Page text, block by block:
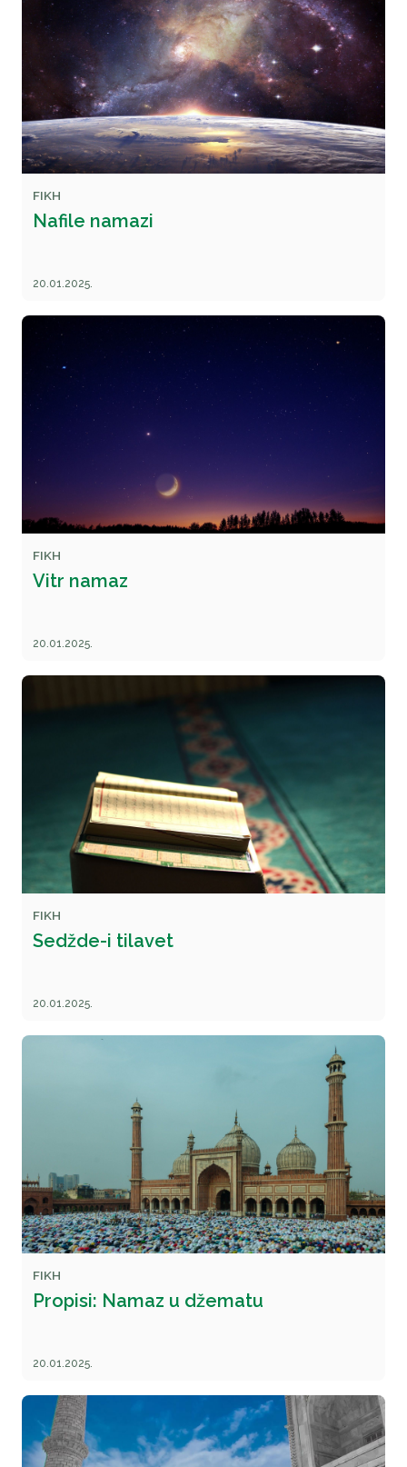
FIKH
Nafile namazi
20.01.2025.
FIKH
Vitr namaz
20.01.2025.
FIKH
Sedžde-i tilavet
20.01.2025.
FIKH
Propisi: Namaz u džematu
20.01.2025.